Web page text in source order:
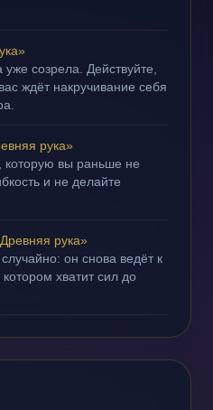
созрела. Действуйте,
ждёт накручивание себя
рука»
которую вы раньше не
и не делайте
рука»
он снова ведёт к
хватит сил до